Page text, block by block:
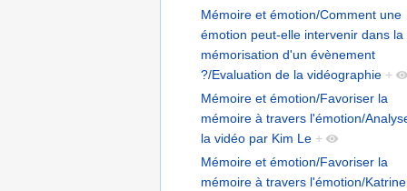
Mémoire et émotion/Comment une
émotion peut-elle intervenir dans la
mémorisation d'un évènement
?/Evaluation de la vidéographie +
Mémoire et émotion/Favoriser la
mémoire à travers l'émotion/
la vidéo par Kim Le +
Mémoire et émotion/Favoriser la
mémoire à travers l'émotion/Katrine